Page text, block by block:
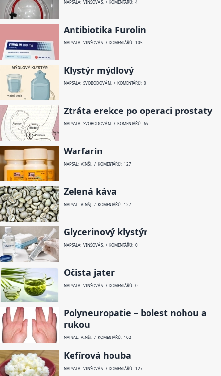
NAPSALA: VINŠOVÁ S. / KOMENTÁŘŮ: 4
Antibiotika Furolin
NAPSALA: VINŠOVÁ S. / KOMENTÁŘŮ: 105
Klystýr mýdlový
NAPSALA: SVOBODOVÁ M. / KOMENTÁŘŮ: 0
Ztráta erekce po operaci prostaty
NAPSALA: SVOBODOVÁ M. / KOMENTÁŘŮ: 65
Warfarin
NAPSAL: VINŠ J. / KOMENTÁŘŮ: 127
Zelená káva
NAPSAL: VINŠ J. / KOMENTÁŘŮ: 127
Glycerinový klystýr
NAPSALA: VINŠOVÁ S. / KOMENTÁŘŮ: 0
Očista jater
NAPSALA: VINŠOVÁ S. / KOMENTÁŘŮ: 0
Polyneuropatie – bolest nohou a
rukou
NAPSAL: VINŠ J. / KOMENTÁŘŮ: 102
Kefírová houba
NAPSALA: VINŠOVÁ S. / KOMENTÁŘŮ: 127